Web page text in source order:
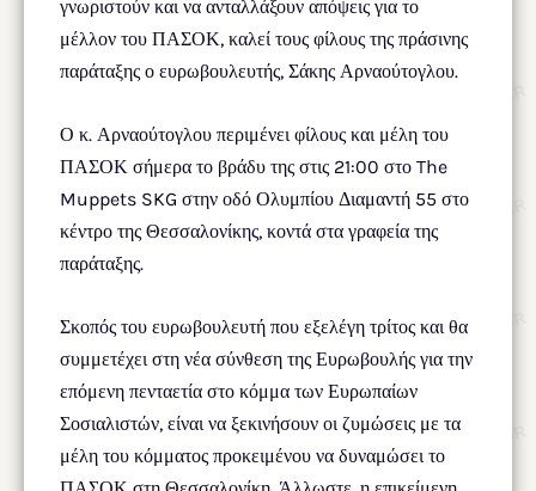
γνωριστούν και να ανταλλάξουν απόψεις για το
μέλλον του ΠΑΣΟΚ, καλεί τους φίλους της πράσινης
παράταξης ο ευρωβουλευτής, Σάκης Αρναούτογλου.
Ο κ. Αρναούτογλου περιμένει φίλους και μέλη του
ΠΑΣΟΚ σήμερα το βράδυ της στις 21:00 στο The
Muppets SKG στην οδό Ολυμπίου Διαμαντή 55 στο
κέντρο της Θεσσαλονίκης, κοντά στα γραφεία της
παράταξης.
Σκοπός του ευρωβουλευτή που εξελέγη τρίτος και θα
συμμετέχει στη νέα σύνθεση της Ευρωβουλής για την
επόμενη πενταετία στο κόμμα των Ευρωπαίων
Σοσιαλιστών, είναι να ξεκινήσουν οι ζυμώσεις με τα
μέλη του κόμματος προκειμένου να δυναμώσει το